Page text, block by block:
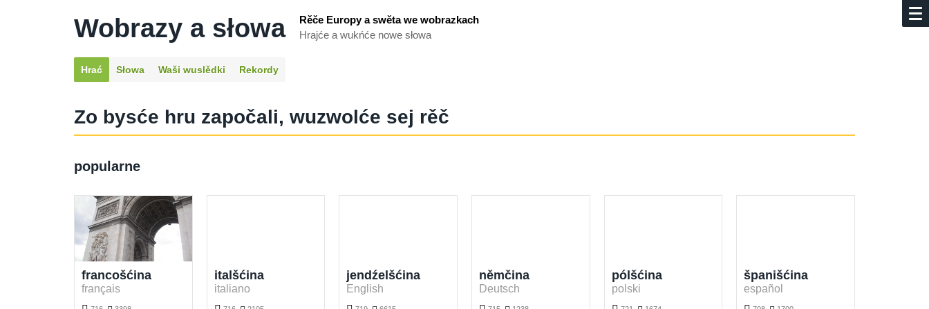
Wobrazy a słowa
Rěče Europy a swěta we wobrazkach
Hrajće a wukńće nowe słowa
Hrać Słowa Waši wuslědki Rekordy
Zo bysće hru započali, wuzwolće sej rěč
popularne
francošćina
français
italšćina
italiano
jendźelšćina
English
němčina
Deutsch
pólšćina
polski
španišćina
español